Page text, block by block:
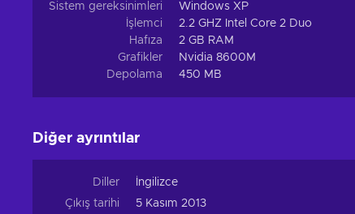
Sistem gereksinimleri
Windows XP
İşlemci
2.2 GHZ Intel Core 2 Duo
Hafıza
2 GB RAM
Grafikler
Nvidia 8600M
Depolama
450 MB
Diğer ayrıntılar
Diller
İngilizce
Çıkış tarihi
5 Kasım 2013